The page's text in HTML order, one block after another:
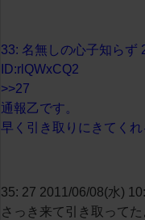
33: 名無しの心子知らず
ID:rlQWxCQ2
>>27
通報乙です。
早く引き取りにきてく
35: 27 2011/06/08(水)
さっき来て引き取ってた